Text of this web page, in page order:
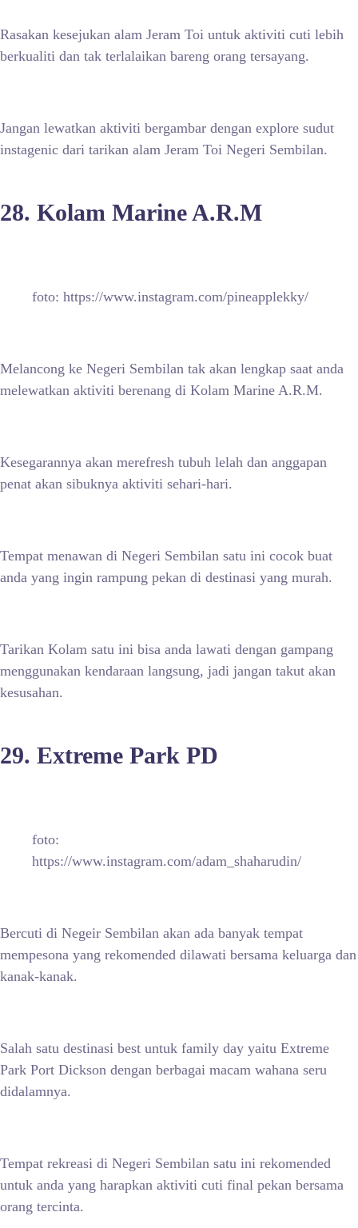
Rasakan kesejukan alam Jeram Toi untuk aktiviti cuti lebih
berkualiti dan tak terlalaikan bareng orang tersayang.
Jangan lewatkan aktiviti bergambar dengan explore sudut
instagenic dari tarikan alam Jeram Toi Negeri Sembilan.
28. Kolam Marine A.R.M
foto: https://www.instagram.com/pineapplekky/
Melancong ke Negeri Sembilan tak akan lengkap saat anda
melewatkan aktiviti berenang di Kolam Marine A.R.M.
Kesegarannya akan merefresh tubuh lelah dan anggapan
penat akan sibuknya aktiviti sehari-hari.
Tempat menawan di Negeri Sembilan satu ini cocok buat
anda yang ingin rampung pekan di destinasi yang murah.
Tarikan Kolam satu ini bisa anda lawati dengan gampang
menggunakan kendaraan langsung, jadi jangan takut akan
kesusahan.
29. Extreme Park PD
foto:
https://www.instagram.com/adam_shaharudin/
Bercuti di Negeir Sembilan akan ada banyak tempat
mempesona yang rekomended dilawati bersama keluarga dan
kanak-kanak.
Salah satu destinasi best untuk family day yaitu Extreme
Park Port Dickson dengan berbagai macam wahana seru
didalamnya.
Tempat rekreasi di Negeri Sembilan satu ini rekomended
untuk anda yang harapkan aktiviti cuti final pekan bersama
orang tercinta.